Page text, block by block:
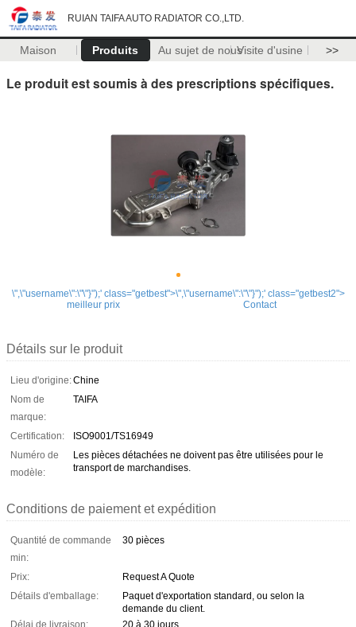
RUIAN TAIFA AUTO RADIATOR CO.,LTD.
Maison Produits Au sujet de nousVisite d'usine >>
Le produit est soumis à des prescriptions spécifiques.
\",\"username\":\"\"}");' class="getbest">
meilleur prix
\",\"username\":\"\"}");' class="getbest2">
Contact
Détails sur le produit
Lieu d'origine:Chine
Nom de
marque:
TAIFA
Certification:
ISO9001/TS16949
Numéro de
modèle:
Les pièces détachées ne doivent pas être utilisées pour le
transport de marchandises.
Conditions de paiement et expédition
Quantité de commande
min:
30 pièces
Prix:
Request A Quote
Détails d'emballage:
Paquet d'exportation standard, ou selon la
demande du client.
Délai de livraison:
20 à 30 jours